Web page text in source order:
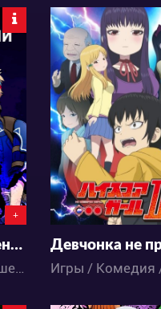
+
Бесконечный Дендрограм
Магия / Игры / Экшен / Приключения / Сёнэн / Фэнтези / Аниме
3779
0 1